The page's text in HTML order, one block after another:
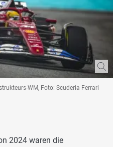
WM, Foto: Scuderia Ferrari
2024 waren die